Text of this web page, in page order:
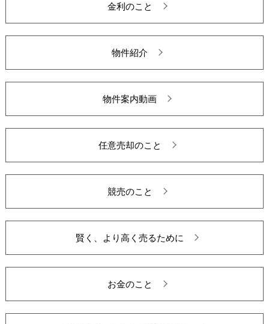
金利のこと
物件紹介
物件案内動画
任意売却のこと
競売のこと
賢く、より高く売るために
お金のこと